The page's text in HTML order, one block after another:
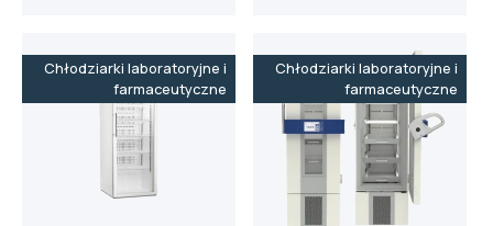
Chłodziarki laboratoryjne i
farmaceutyczne
Chłodziarki laboratoryjne i
farmaceutyczne